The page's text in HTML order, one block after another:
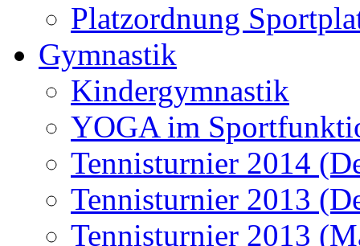
Platzordnung
Gymnastik
Kindergymnastik
YOGA im
Tennisturnier 2014
Tennisturnier 2013
Tennisturnier 2013